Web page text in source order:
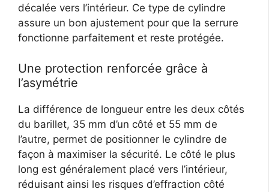
décalée vers l’intérieur. Ce type de cylindre
assure un bon ajustement pour que la serrure
fonctionne parfaitement et reste protégée.
Une protection renforcée grâce à
l’asymétrie
La différence de longueur entre les deux côtés
du barillet, 35 mm d’un côté et 55 mm de
l’autre, permet de positionner le cylindre de
façon à maximiser la sécurité. Le côté le plus
long est généralement placé vers l’intérieur,
réduisant ainsi les risques d’effraction côté